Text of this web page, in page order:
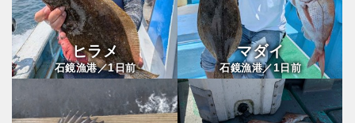
ヒラメ
石鏡漁港／1日前
マダイ
石鏡漁港／1日前